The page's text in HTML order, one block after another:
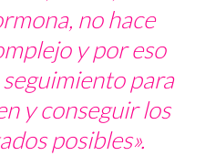
no hace
y por eso
para
y conseguir los
posibles».